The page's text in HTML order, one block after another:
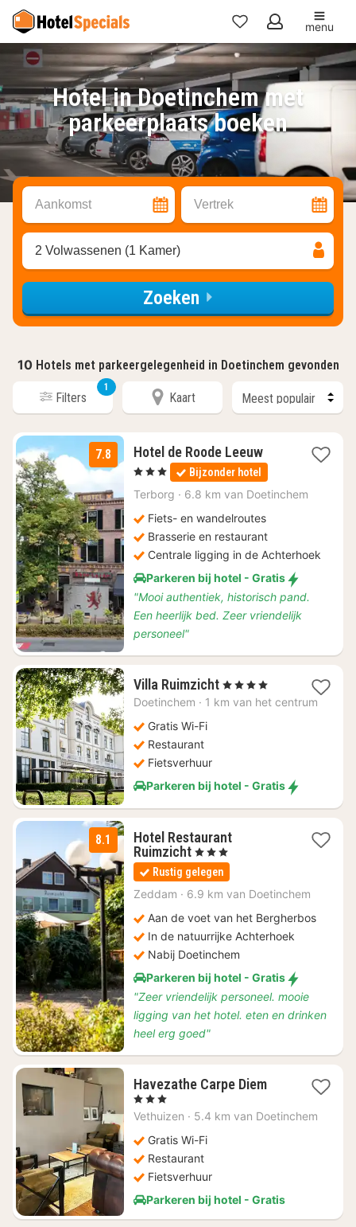
Mijn
favorieten
menu
Hotel in Doetinchem met
parkeerplaats boeken
Aankomst Vertrek
2 Volwassenen (1 Kamer)
Zoeken
10 Hotels met parkeergelegenheid in Doetinchem gevonden
Filters
1
Kaart
7.8 Hotel de Roode Leeuw1
nacht
vanaf
€
, 3 Sterren Bijzonder hotel
Terborg · 6.8 km van Doetinchem
Fiets- en wandelroutes
Brasserie en restaurant
Centrale ligging in de Achterhoek
Parkeren bij hotel - Gratis
"Mooi authentiek, historisch pand.
Een heerlijk bed. Zeer vriendelijk
personeel"
Villa Ruimzicht1
nacht
, 4 Sterren
Doetinchem · 1 km van het centrum
Gratis Wi-Fi
Restaurant
Fietsverhuur
Parkeren bij hotel - Gratis
8.1
Hotel Restaurant
Ruimzicht1
nacht
vanaf
€
, 3 Sterren
Rustig gelegen
Zeddam · 6.9 km van Doetinchem
Aan de voet van het Bergherbos
In de natuurrijke Achterhoek
Nabij Doetinchem
Parkeren bij hotel - Gratis
"Zeer vriendelijk personeel. mooie
ligging van het hotel. eten en drinken
heel erg goed"
Havezathe Carpe Diem1
vanaf
, 3 Sterren
Vethuizen · 5.4 km van Doetinchem
Gratis Wi-Fi
Restaurant
Fietsverhuur
Parkeren bij hotel - Gratis